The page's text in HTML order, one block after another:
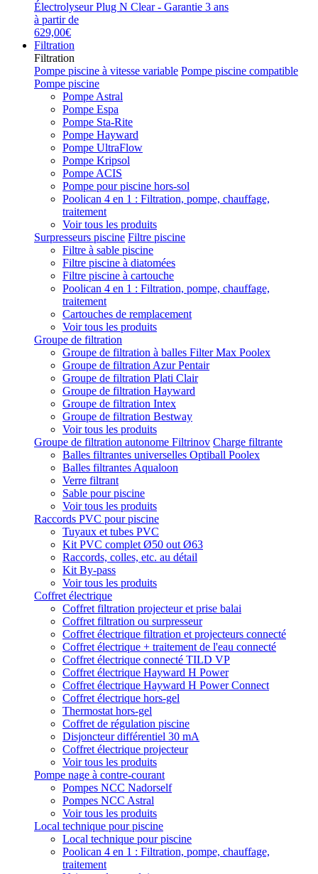
Électrolyseur Plug N Clear - Garantie 3 ans
à partir de
629,00€
Filtration
Filtration
Pompe piscine à vitesse variable Pompe piscine compatible
Pompe piscine
Pompe Astral
Pompe Espa
Pompe Sta-Rite
Pompe Hayward
Pompe UltraFlow
Pompe Kripsol
Pompe ACIS
Pompe pour piscine hors-sol
Poolican 4 en 1 : Filtration, pompe, chauffage,
traitement
Voir tous les produits
Surpresseurs piscine Filtre piscine
Filtre à sable piscine
Filtre piscine à diatomées
Filtre piscine à cartouche
Poolican 4 en 1 : Filtration, pompe, chauffage,
traitement
Cartouches de remplacement
Voir tous les produits
Groupe de filtration
Groupe de filtration à balles Filter Max Poolex
Groupe de filtration Azur Pentair
Groupe de filtration Plati Clair
Groupe de filtration Hayward
Groupe de filtration Intex
Groupe de filtration Bestway
Voir tous les produits
Groupe de filtration autonome Filtrinov Charge filtrante
Balles filtrantes universelles Optiball Poolex
Balles filtrantes Aqualoon
Verre filtrant
Sable pour piscine
Voir tous les produits
Raccords PVC pour piscine
Tuyaux et tubes PVC
Kit PVC complet Ø50 out Ø63
Raccords, colles, etc. au détail
Kit By-pass
Voir tous les produits
Coffret électrique
Coffret filtration projecteur et prise balai
Coffret filtration ou surpresseur
Coffret électrique filtration et projecteurs connecté
Coffret électrique + traitement de l'eau connecté
Coffret électrique connecté TILD VP
Coffret électrique Hayward H Power
Coffret électrique Hayward H Power Connect
Coffret électrique hors-gel
Thermostat hors-gel
Coffret de régulation piscine
Disjoncteur différentiel 30 mA
Coffret électrique projecteur
Voir tous les produits
Pompe nage à contre-courant
Pompes NCC Nadorself
Pompes NCC Astral
Voir tous les produits
Local technique pour piscine
Local technique pour piscine
Poolican 4 en 1 : Filtration, pompe, chauffage,
traitement